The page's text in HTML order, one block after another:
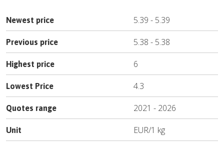
Newest price 5.39 - 5.39
Previous price 5.38 - 5.38
Highest price 6
Lowest Price 4.3
Quotes range 2021 - 2026
Unit EUR/1 kg